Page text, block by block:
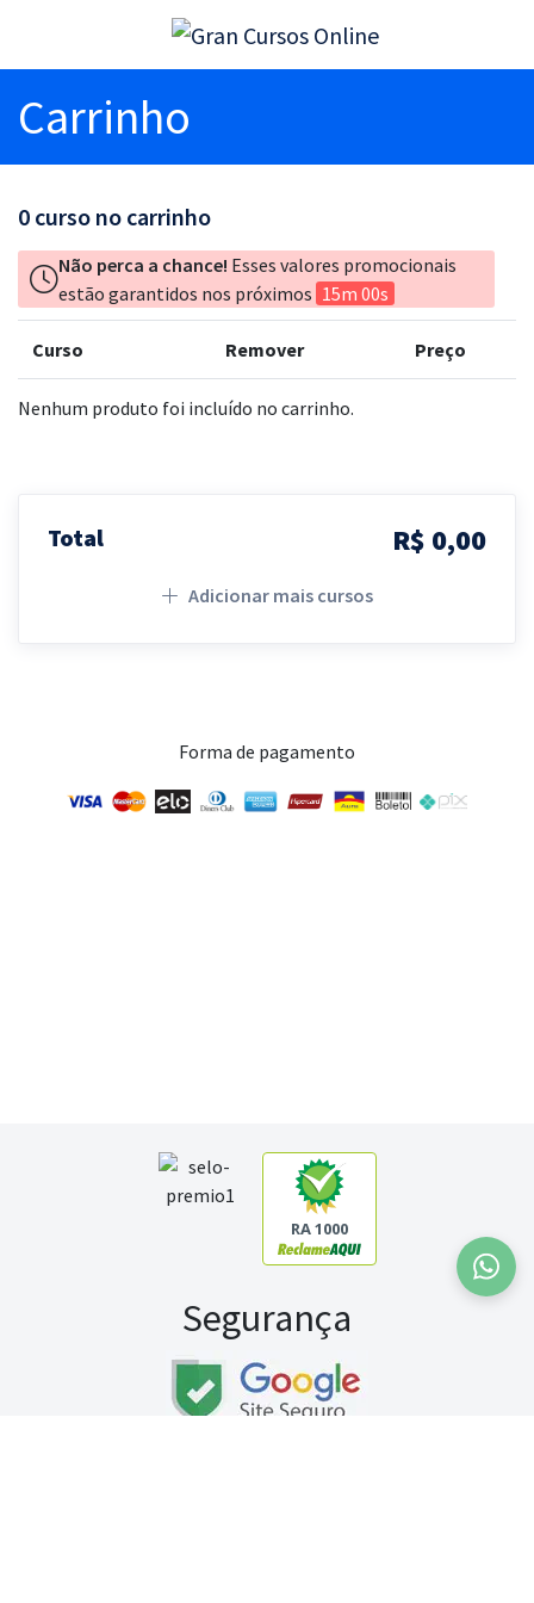
Carrinho
0 curso no carrinho
Não perca a chance! Esses valores promocionais
estão garantidos nos próximos 15m 00s
Curso Remover Preço
Nenhum produto foi incluído no carrinho.
Total R$ 0,00
Adicionar mais cursos
Forma de pagamento
RA 1000
Segurança